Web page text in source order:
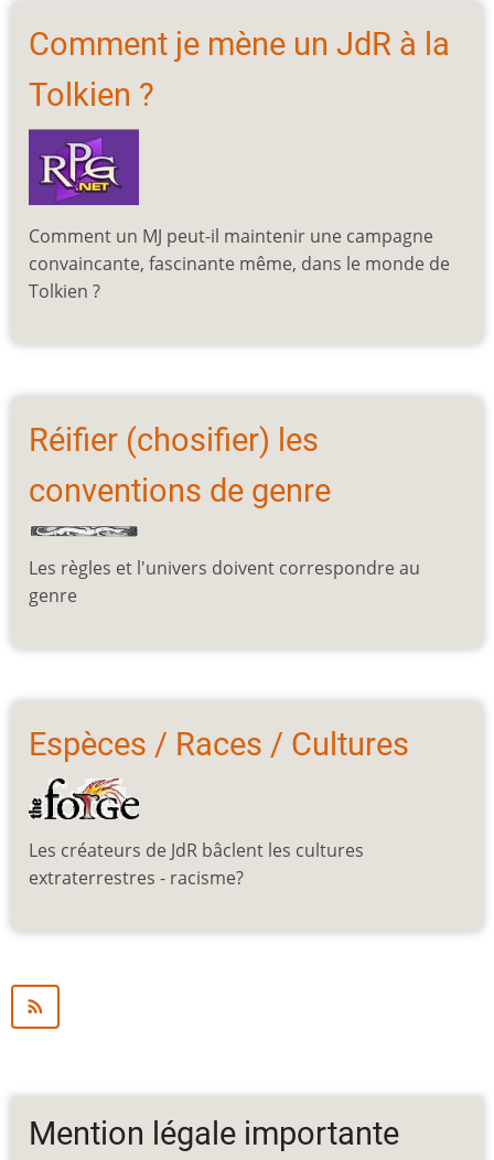
Comment je mène un JdR à la
Tolkien ?
Comment un MJ peut-il maintenir une campagne
convaincante, fascinante même, dans le monde de
Tolkien ?
Réifier (chosifier) les
conventions de genre
Les règles et l'univers doivent correspondre au
genre
Espèces / Races / Cultures
Les créateurs de JdR bâclent les cultures
extraterrestres - racisme?
Mention légale importante